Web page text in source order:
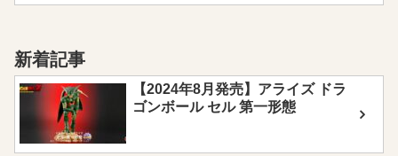
新着記事
【2024年8月発売】アライズ ドラ
ゴンボール セル 第一形態